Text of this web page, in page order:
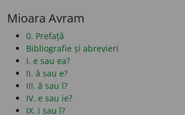
Mioara Avram
0. Prefață
Bibliografie și abrevieri
I. e sau ea?
II. ă sau e?
III. ă sau î?
IV. e sau ie?
IX. i sau î?